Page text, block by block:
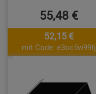
55,48 €
52,15 €
mit Code: e3oc5w99fj